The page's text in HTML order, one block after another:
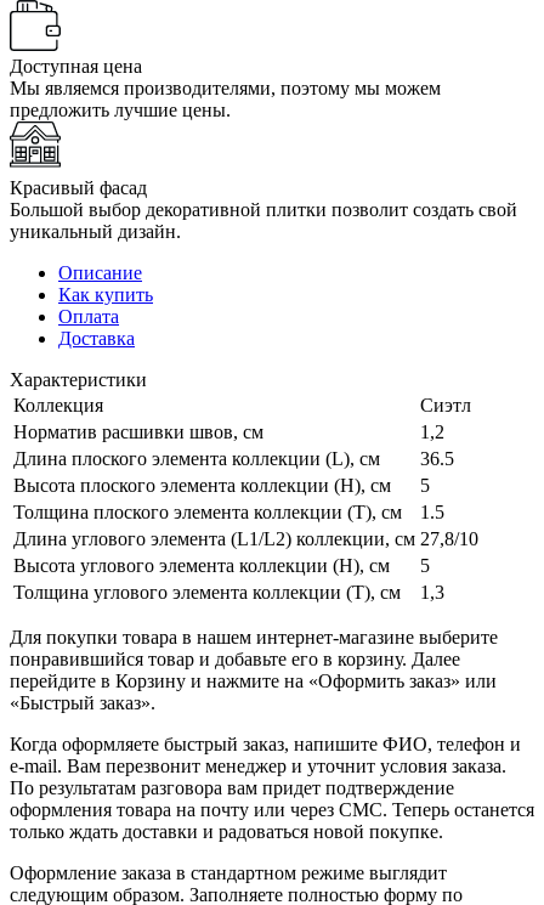
Доступная цена
Мы являемся производителями, поэтому мы можем
предложить лучшие цены.
Красивый фасад
Большой выбор декоративной плитки позволит создать свой
уникальный дизайн.
Описание
Как купить
Оплата
Доставка
Характеристики
Коллекция
Сиэтл
Норматив расшивки швов, см
1,2
Длина плоского элемента коллекции (L), см
36.5
Высота плоского элемента коллекции (H), см
5
Толщина плоского элемента коллекции (T), см
1.5
Длина углового элемента (L1/L2) коллекции, см 27,8/10
Высота углового элемента коллекции (H), см
5
Толщина углового элемента коллекции (T), см
1,3
Для покупки товара в нашем интернет-магазине выберите
понравившийся товар и добавьте его в корзину. Далее
перейдите в Корзину и нажмите на «Оформить заказ» или
«Быстрый заказ».
Когда оформляете быстрый заказ, напишите ФИО, телефон и
e-mail. Вам перезвонит менеджер и уточнит условия заказа.
По результатам разговора вам придет подтверждение
оформления товара на почту или через СМС. Теперь останется
только ждать доставки и радоваться новой покупке.
Оформление заказа в стандартном режиме выглядит
следующим образом. Заполняете полностью форму по